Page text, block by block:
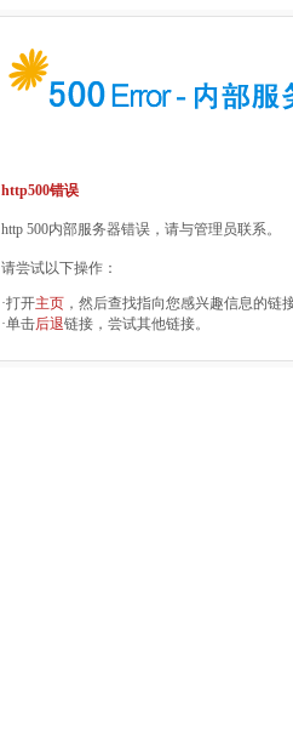
http500错误
http 500内部服务器错误，请与管理员联系。
请尝试以下操作：
·打开主页 ，然后查找指向您感兴趣信息的链接
·单击后退链接，尝试其他链接。